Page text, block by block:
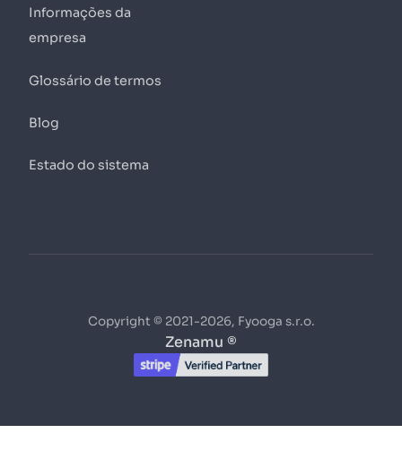
Informações da
empresa
Glossário de termos
Blog
Estado do sistema
Copyright © 2021-2026, Fyooga s.r.o.
Zenamu ®